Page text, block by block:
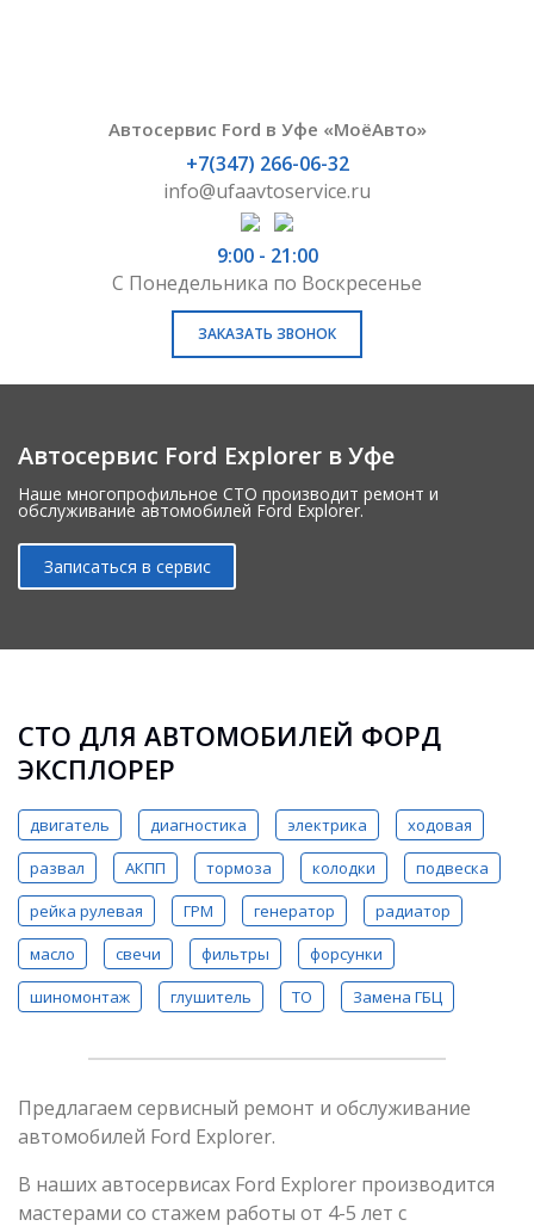
Автосервис Ford в Уфе «МоёАвто»
+7(347) 266-06-32
info@ufaavtoservice.ru
9:00 - 21:00
С Понедельника по Воскресенье
ЗАКАЗАТЬ ЗВОНОК
Автосервис Ford Explorer в Уфе
Наше многопрофильное СТО производит ремонт и
обслуживание автомобилей Ford Explorer.
Записаться в сервис
СТО ДЛЯ АВТОМОБИЛЕЙ ФОРД
ЭКСПЛОРЕР
двигатель диагностика электрика
ходовая
развал
АКПП тормоза колодки
подвеска
рейка рулевая
ГРМ генератор
радиатор
масло
свечи фильтры
форсунки
шиномонтаж
глушитель ТО Замена ГБЦ
Предлагаем сервисный ремонт и обслуживание
автомобилей Ford Explorer.
В наших автосервисах Ford Explorer производится
мастерами со стажем работы от 4-5 лет с